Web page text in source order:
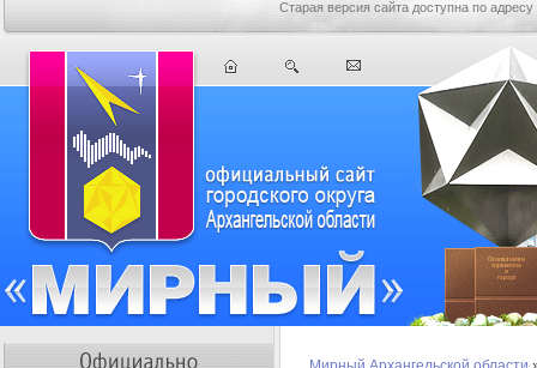
Старая версия сайта доступна по адресу